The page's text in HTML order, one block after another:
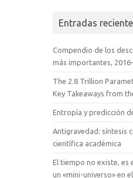
Entradas
Compendio de los
más importantes,
The 2.8 Trillion
Key Takeaways from
Entropía y predicción
Antigravedad: síntesis
científica académica
El tiempo no existe, es
un «mini-universo» en